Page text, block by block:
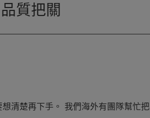
質把關
清楚再下手。 我們海外有團隊幫忙把